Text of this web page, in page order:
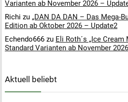
Varianten ab November 2026 –
Richi zu „DAN DA DAN – Das Mega-
Edition ab Oktober 2026 – Update2
Echendo666 zu Eli Roth´s „Ice
Standard Varianten ab November
Aktuell beliebt